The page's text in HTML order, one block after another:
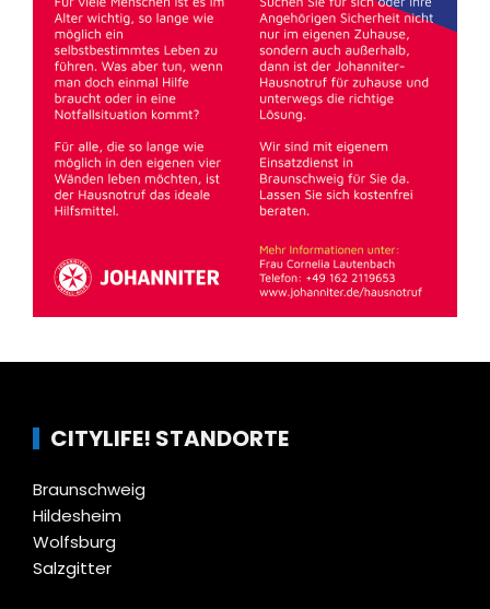
CITYLIFE! STANDORTE
Braunschweig
Hildesheim
Wolfsburg
Salzgitter